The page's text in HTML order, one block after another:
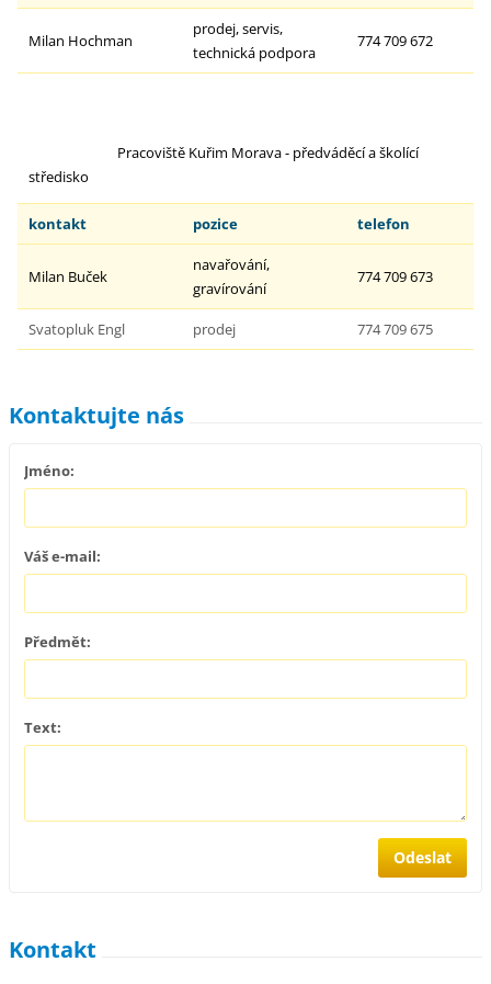
Milan Hochman
prodej, servis,
technická podpora
774 709 672
Pracoviště Kuřim Morava - předváděcí a školící
středisko
kontakt pozice telefon
Milan Buček
navařování,
gravírování
774 709 673
Svatopluk Engl prodej 774 709 675
Kontaktujte nás
Jméno:
Váš e-mail:
Předmět:
Text:
Kontakt